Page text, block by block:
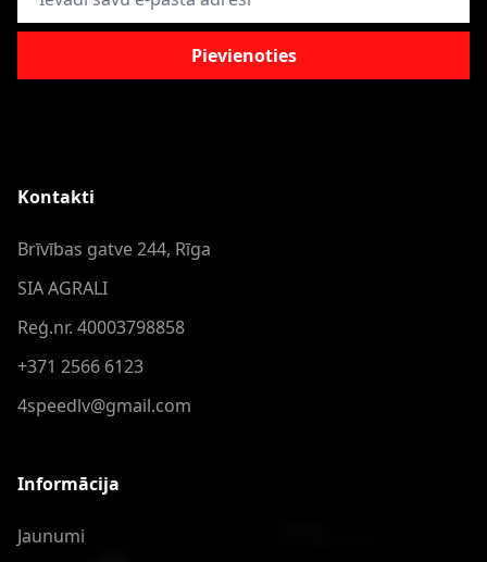
Pievienoties
Kontakti
Brīvības gatve 244, Rīga
SIA AGRALI
Reģ.nr. 40003798858
+371 2566 6123
4speedlv@gmail.com
Informācija
Jaunumi